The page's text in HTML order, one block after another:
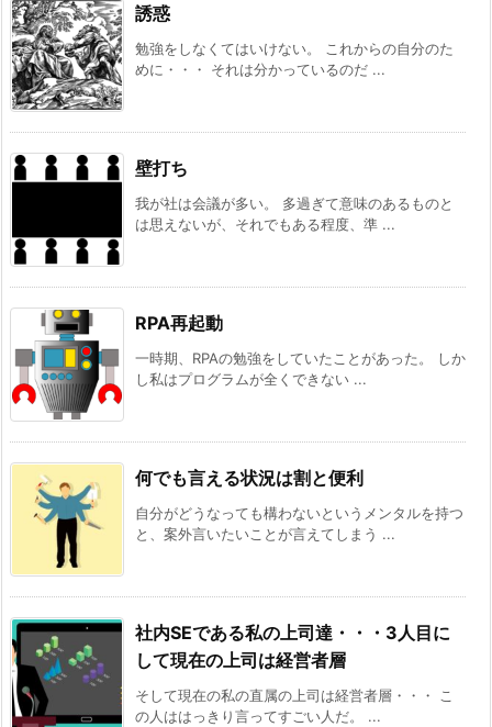
誘惑
勉強をしなくてはいけない。 これからの自分のた
めに・・・ それは分かっているのだ ...
壁打ち
我が社は会議が多い。 多過ぎて意味のあるものと
は思えないが、それでもある程度、準 ...
RPA再起動
一時期、RPAの勉強をしていたことがあった。 しか
し私はプログラムが全くできない ...
何でも言える状況は割と便利
自分がどうなっても構わないというメンタルを持つ
と、案外言いたいことが言えてしまう ...
社内SEである私の上司達・・・3人目に
して現在の上司は経営者層
そして現在の私の直属の上司は経営者層・・・ こ
の人ははっきり言ってすごい人だ。 ...